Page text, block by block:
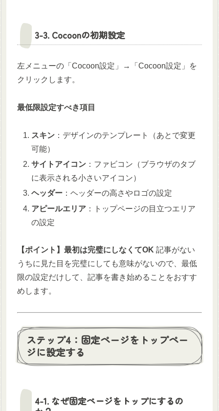
3-3. Cocoonの初期設定
左メニューの「Cocoon設定」→「Cocoon設定」を
クリックします。
最低限設定すべき項目
スキン ：デザインのテンプレート（あとで変更
可能）
サイトアイコン ：ファビコン（ブラウザのタブ
に表示される小さいアイコン）
ヘッダー ：ヘッダーの高さやロゴの設定
アピールエリア ：トップページの目立つエリア
の設定
【ポイント】最初は完璧にしなくてOK 記事がない
うちに見た目を完璧にしても意味がないので、最低
限の設定だけして、記事を書き始めることをおすす
めします。
ステップ4：固定ページをトップペー
ジに設定する
4-1. なぜ固定ページをトップにするの